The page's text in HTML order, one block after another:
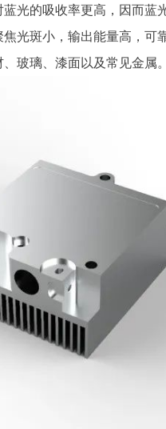
光的吸收率更高，因而蓝
光斑小，输出能量高，可
玻璃、漆面以及常见金属。